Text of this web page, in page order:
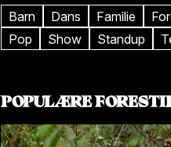
Barn Dans Familie
Pop
Show Standup
POPULÆRE